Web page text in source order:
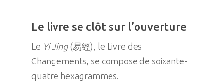
Le livre se clôt sur l’ouverture
Le Yi Jing(易經), le Livre des
Changements, se compose de soixante-
quatre hexagrammes.